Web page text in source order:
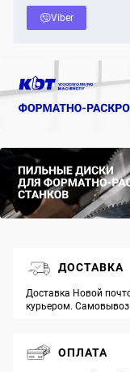
Viber
ДОСТАВКА
Доставка Новой
курьером. Самовывоз
ОПЛАТА